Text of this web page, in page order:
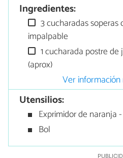
Ingredientes:
3 cucharadas soperas
impalpable
1 cucharada postre
(aprox)
Ver información
Utensilios:
Exprimidor de naranja -
Bol